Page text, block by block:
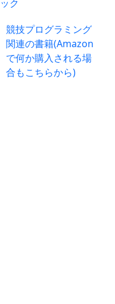
ック
競技プログラミング
関連の書籍(Amazon
で何か購入される場
合もこちらから)